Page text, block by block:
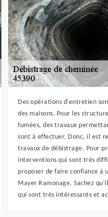
Des opérations d'entretien
des maisons. Pour les
fumées, des travaux
sont à effectuer. Donc, il est
travaux de débistrage. Pour
interventions qui sont très
proposer de faire confiance à
Mayer Ramonage. Sachez
qui sont très intéressants et